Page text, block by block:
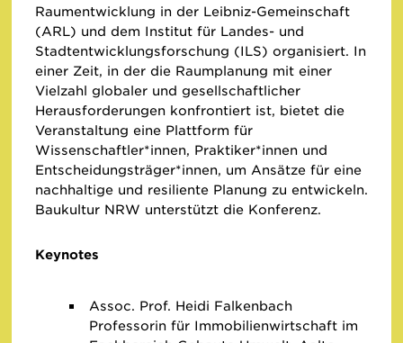
Raumentwicklung in der Leibniz-Gemeinschaft
(ARL) und dem Institut für Landes- und
Stadtentwicklungsforschung (ILS) organisiert. In
einer Zeit, in der die Raumplanung mit einer
Vielzahl globaler und gesellschaftlicher
Herausforderungen konfrontiert ist, bietet die
Veranstaltung eine Plattform für
Wissenschaftler*innen, Praktiker*innen und
Entscheidungsträger*innen, um Ansätze für eine
nachhaltige und resiliente Planung zu entwickeln.
Baukultur NRW unterstützt die Konferenz.
Keynotes
Assoc. Prof. Heidi Falkenbach
Professorin für Immobilienwirtschaft im